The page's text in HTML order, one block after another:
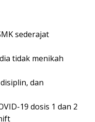
sederajat
tidak menikah
dan
19 dosis 1 dan 2